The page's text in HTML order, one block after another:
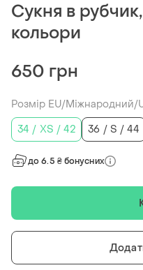
Сукня в
кольори
650 грн
Розмір EU/Міжнародний/
34 / XS / 42
36 / S / 44
до 6.5 ₴ бонусних